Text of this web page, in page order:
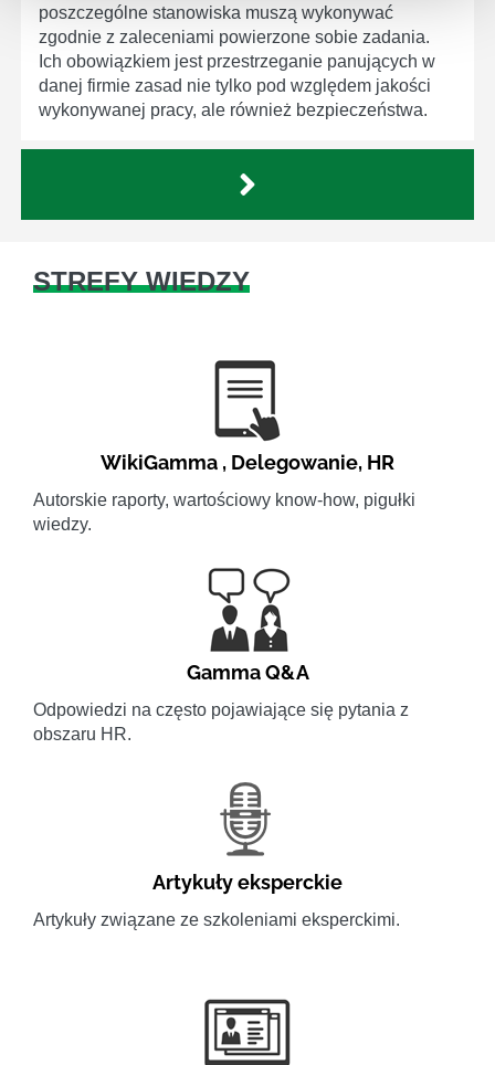
poszczególne stanowiska muszą wykonywać
zgodnie z zaleceniami powierzone sobie zadania.
Ich obowiązkiem jest przestrzeganie panujących w
danej firmie zasad nie tylko pod względem jakości
wykonywanej pracy, ale również bezpieczeństwa.
STREFY WIEDZY
WikiGamma , Delegowanie, HR
Autorskie raporty, wartościowy know-how, pigułki
wiedzy.
Gamma Q&A
Odpowiedzi na często pojawiające się pytania z
obszaru HR.
Artykuły eksperckie
Artykuły związane ze szkoleniami eksperckimi.